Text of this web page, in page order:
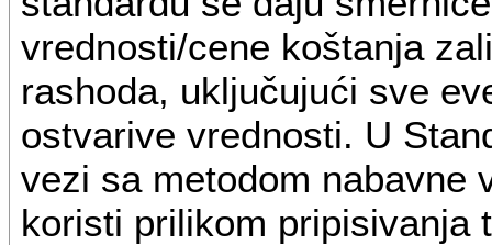
vrednosti/cene koštanja
rashoda, uključujući sve
ostvarive vrednosti. U
vezi sa metodom nabavne
koristi prilikom pripisivanja